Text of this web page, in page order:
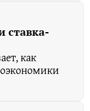
ставка-
как